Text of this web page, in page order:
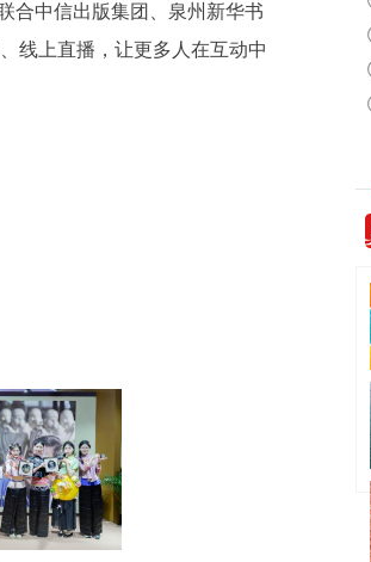
合中信出版集团、泉州新华书
线上直播，让更多人在互动中